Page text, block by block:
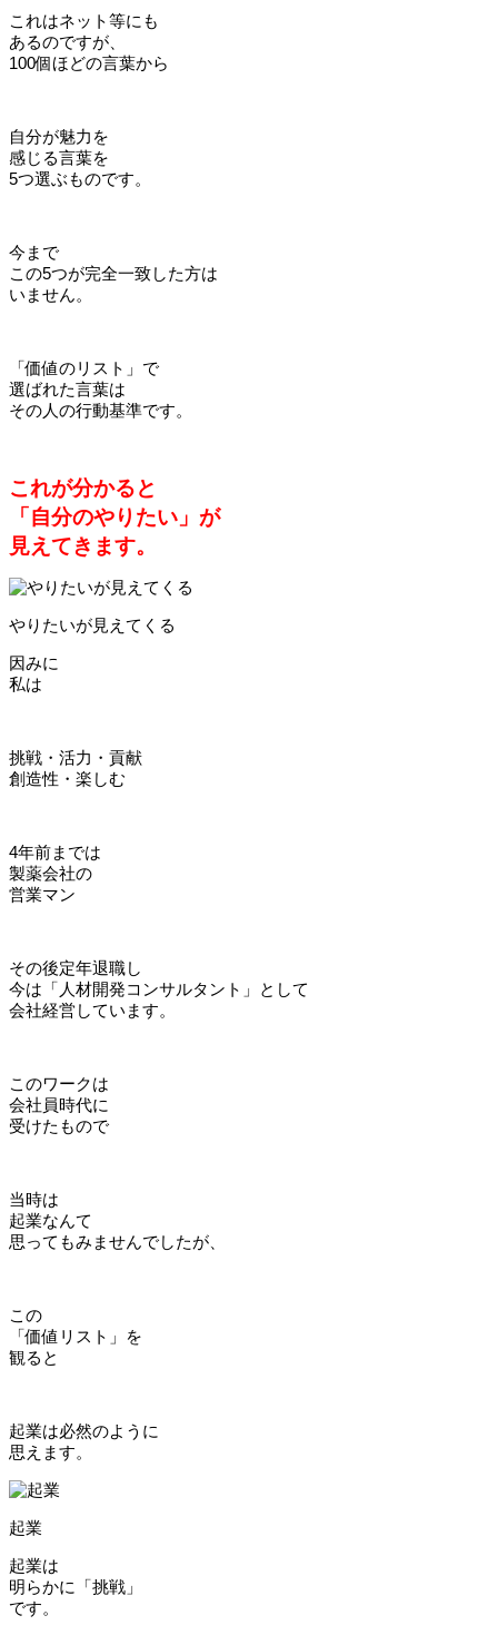
これはネット等にも
あるのですが、
100個ほどの言葉から
自分が魅力を
感じる言葉を
5つ選ぶものです。
今まで
この5つが完全一致した方は
いません。
「価値のリスト」で
選ばれた言葉は
その人の行動基準です。
これが分かると
「自分のやりたい」が
見えてきます。
やりたいが見えてくる
因みに
私は
挑戦・活力・貢献
創造性・楽しむ
4年前までは
製薬会社の
営業マン
その後定年退職し
今は「人材開発コンサルタント」として
会社経営しています。
このワークは
会社員時代に
受けたもので
当時は
起業なんて
思ってもみませんでしたが、
この
「価値リスト」を
観ると
起業は必然のように
思えます。
起業
起業は
明らかに「挑戦」
です。